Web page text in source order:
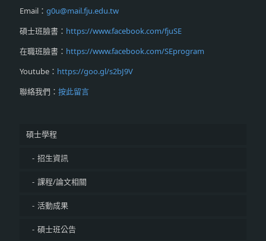
Email： g0u@mail.fju.edu.tw
碩士班臉書： https://www.facebook.com/fjuSE
在職班臉書： https://www.facebook.com/SEprogram
Youtube： https://goo.gl/s2bJ9V
聯絡我們： 按此留言
碩士學程
招生資訊
課程/論文相關
活動成果
碩士班公告